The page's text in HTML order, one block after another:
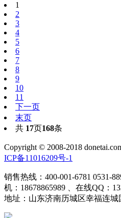
1
2
3
4
5
6
7
8
9
10
11
下一页
末页
共 17页168条
Copyright © 2008-2018
ICP备11016209号-1
销售热线：400-001-6781 0531-
机：18678865989 、在线QQ：
地址：山东济南历城区幸福连城